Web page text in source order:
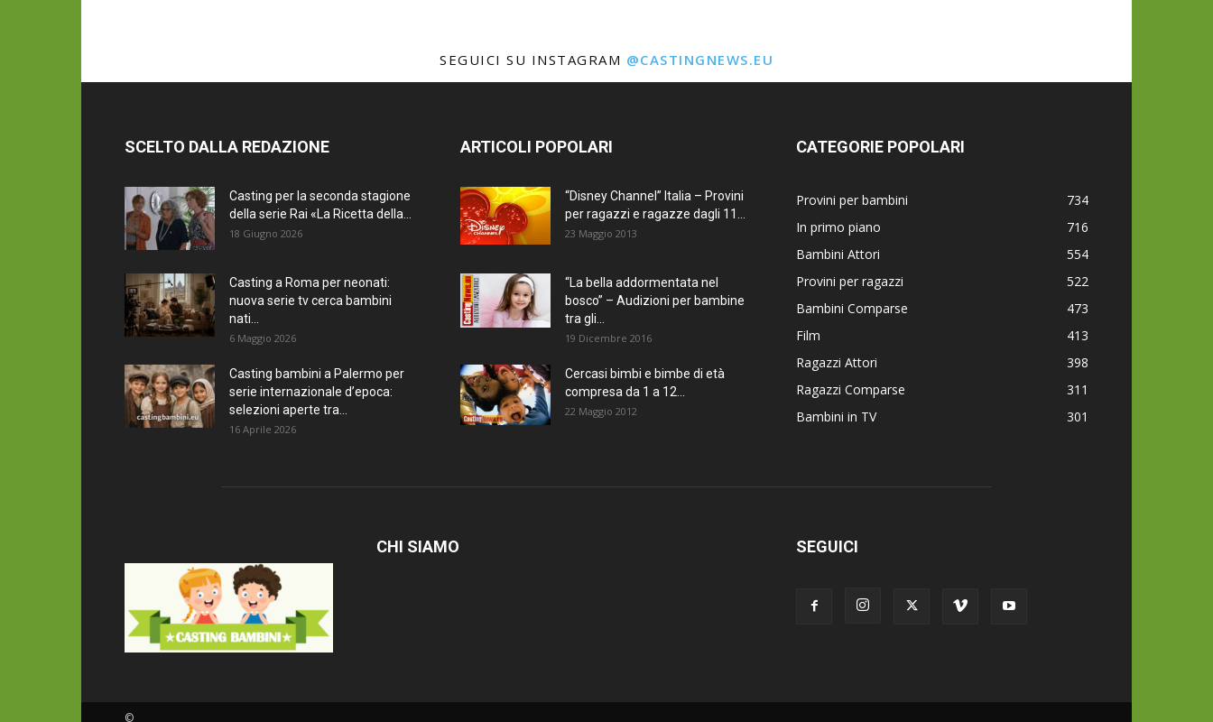
SEGUICI SU INSTAGRAM @CASTINGNEWS.EU
SCELTO DALLA REDAZIONE
Casting per la seconda stagione
della serie Rai «La Ricetta della...
18 Giugno 2026
Casting a Roma per neonati:
nuova serie tv cerca bambini
nati...
6 Maggio 2026
Casting bambini a Palermo per
serie internazionale d’epoca:
selezioni aperte tra...
16 Aprile 2026
ARTICOLI POPOLARI
“Disney Channel” Italia – Provini
per ragazzi e ragazze dagli 11...
23 Maggio 2013
“La bella addormentata nel
bosco” – Audizioni per bambine
tra gli...
19 Dicembre 2016
Cercasi bimbi e bimbe di età
compresa da 1 a 12...
22 Maggio 2012
CATEGORIE POPOLARI
Provini per bambini
734
In primo piano
716
Bambini Attori
554
Provini per ragazzi
522
Bambini Comparse
473
Film
413
Ragazzi Attori
398
Ragazzi Comparse
311
Bambini in TV
301
CHI SIAMO SEGUICI
©